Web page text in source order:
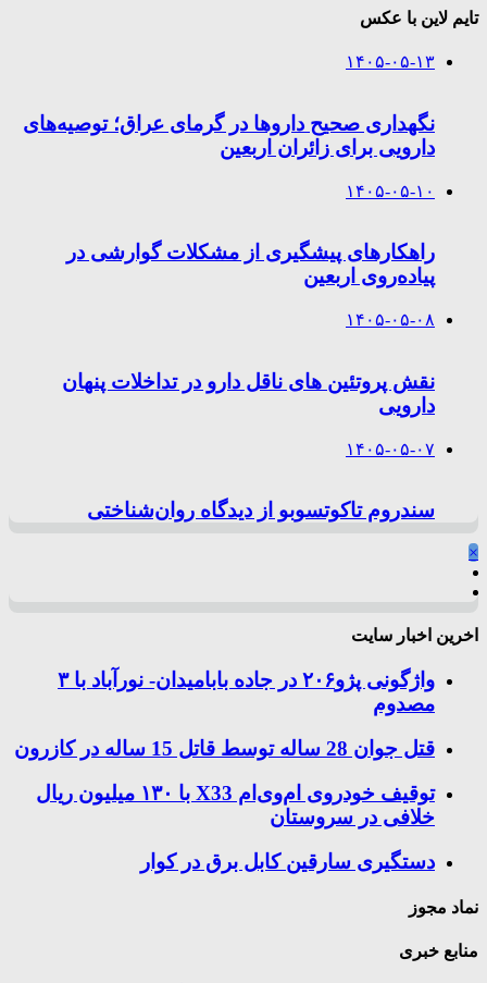
تایم لاین با عکس
۱۴۰۵-۰۵-۱۳
نگهداری صحیح داروها در گرمای عراق؛ توصیه‌های
دارویی برای زائران اربعین
۱۴۰۵-۰۵-۱۰
راهکارهای پیشگیری از مشکلات گوارشی در
پیاده‌روی اربعین
۱۴۰۵-۰۵-۰۸
نقش پروتئین های ناقل دارو در تداخلات پنهان
دارویی
۱۴۰۵-۰۵-۰۷
سندروم تاکوتسوبو از دیدگاه روان‌شناختی
×
اخرین اخبار سایت
واژگونی پژو۲۰۶ در جاده بابامیدان- نورآباد با ۳
مصدوم
قتل جوان 28 ساله توسط قاتل 15 ساله در کازرون
توقیف خودروی ام‌وی‌ام X33 با ۱۳۰ میلیون ریال
خلافی در سروستان
دستگیری سارقین کابل برق در کوار
نماد مجوز
منابع خبری